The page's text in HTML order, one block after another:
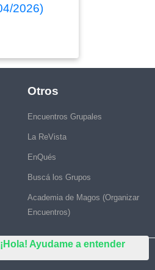
¡Hola! Ayudame a entender
2026)
Otros
Encuentros Grupales
La ReVista
EnQués
Buscá los Grupos
Academia de Magos (Organizar
Encuentros)